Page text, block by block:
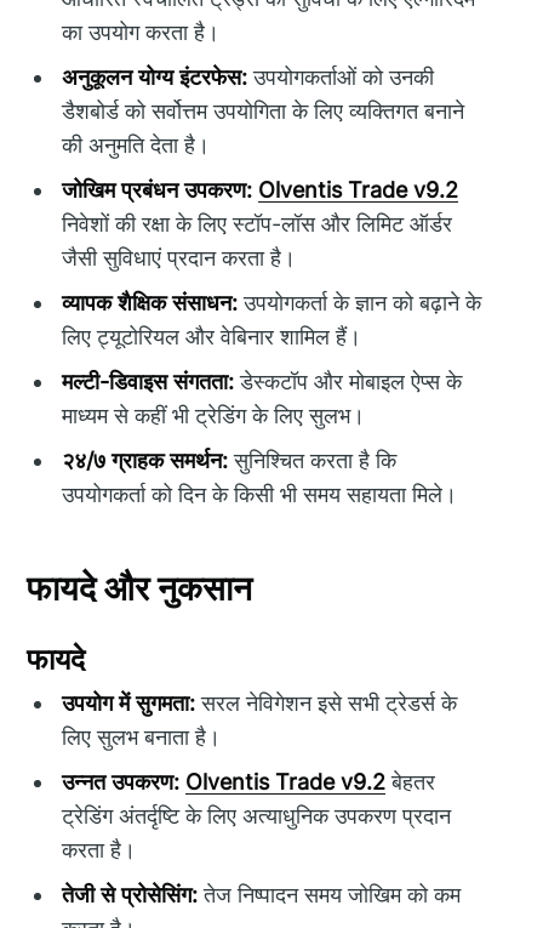
का उपयोग करता है।
अनुकूलन योग्य इंटरफेस:उपयोगकर्ताओं को उनकी
डैशबोर्ड को सर्वोत्तम उपयोगिता के लिए व्यक्तिगत बनाने
की अनुमति देता है।
जोखिम प्रबंधन उपकरण: Olventis Trade v9.2
निवेशों की रक्षा के लिए स्टॉप-लॉस और लिमिट ऑर्डर
जैसी सुविधाएं प्रदान करता है।
व्यापक शैक्षिक संसाधन:उपयोगकर्ता के ज्ञान को बढ़ाने के
लिए ट्यूटोरियल और वेबिनार शामिल हैं।
मल्टी-डिवाइस संगतता:डेस्कटॉप और मोबाइल ऐप्स के
माध्यम से कहीं भी ट्रेडिंग के लिए सुलभ।
२४/७ ग्राहक समर्थन:सुनिश्चित करता है कि
उपयोगकर्ता को दिन के किसी भी समय सहायता मिले।
फायदे और नुकसान
फायदे
उपयोग में सुगमता:सरल नेविगेशन इसे सभी ट्रेडर्स के
लिए सुलभ बनाता है।
उन्नत उपकरण: Olventis Trade v9.2बेहतर
ट्रेडिंग अंतर्दृष्टि के लिए अत्याधुनिक उपकरण प्रदान
करता है।
तेजी से प्रोसेसिंग:तेज निष्पादन समय जोखिम को कम